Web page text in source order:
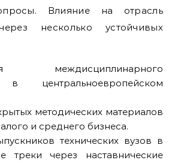
Влияние на отрасль
несколько устойчивых
междисциплинарного
в центральноевропейском
методических материалов
и среднего бизнеса.
технических вузов в
треки через наставнические